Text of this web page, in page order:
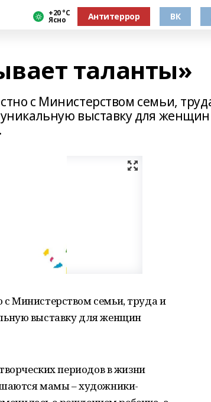
+20 °С
Ясно Антитеррор ВК
таланты»
с Министерством семьи,
выставку для женщин
Министерством семьи, труда и
выставку для женщин
периодов в жизни
мамы – художники-